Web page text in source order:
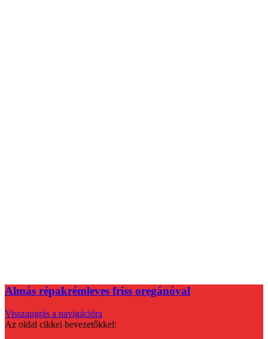
Almás répakrémleves friss oregánóval
Visszaugrás a navigációra
Az oldal cikkei bevezetőkkel: